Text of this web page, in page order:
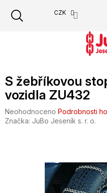
obsah
CZK
S žebříkovou
vozidla ZU432
Průměrné
hodnocení
Neohodnoceno Podrobnosti
Značka: JuBo Jeseník s. r. o.